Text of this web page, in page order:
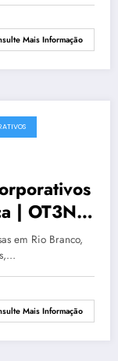
Mais Informação
| OT3N
em Rio Branco,
Mais Informação